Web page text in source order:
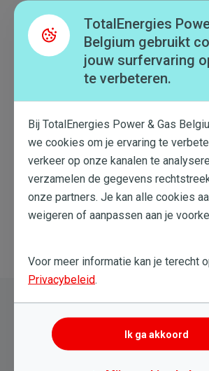
de verbruiksfacturen van uw
tabblad ‘Facturen’
de injectiefacturen van uw
‘Injectie’
Dit artikel heeft me
Dit artikel heeft me niet
Terug naar overzicht
Nog steeds hulp
Probeer een nieuwe
TotalEnergies
Belgium gebruikt
jouw surfervaring
te verbeteren.
Bij TotalEnergies Power & Gas
we cookies om je ervaring te
verkeer op onze kanalen te
verzamelen de gegevens
onze partners. Je kan alle cookies
weigeren of aanpassen aan je
Voor meer informatie kan je terecht
Privacybeleid.
Ik ga akkoord